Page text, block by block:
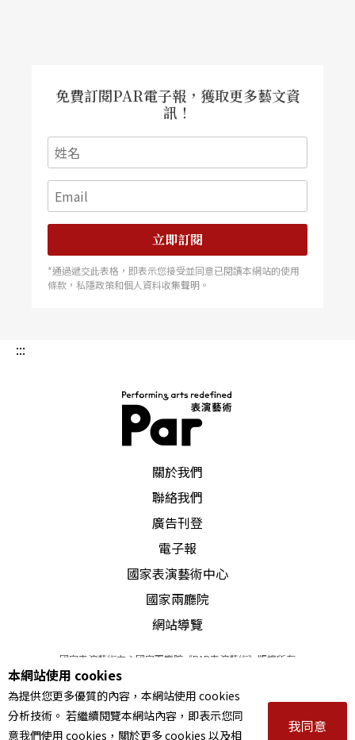
免費訂閱PAR電子報，獲取更多藝文資
訊！
立即訂閱
*通過遞交此表格，即表示您接受並同意已閱讀本網站的使用
條款，私隱政策和個人資料收集聲明。
:::
關於我們
聯絡我們
廣告刊登
電子報
國家表演藝術中心
國家兩廳院
網站導覽
國家表演藝術中心國家兩廳院《PAR表演藝術》版權所有
© 2022Performing arts redefined. All Rights Reserved
統一編號 Tax Id number 00973926
本站所提供相關演出資訊，如有異動應以主辦單位公告為準。
服務條款｜隱私權聲明｜著作權聲明
本網站使用 cookies
為提供您更多優質的內容，本網站使用 cookies
分析技術。 若繼續閱覽本網站內容，即表示您同
意我們使用 cookies，關於更多 cookies 以及相
我同意